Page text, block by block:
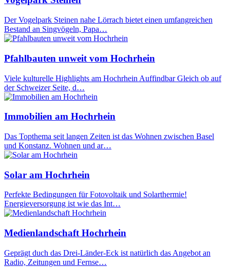
Der Vogelpark Steinen nahe Lörrach bietet einen umfangreichen
Bestand an Singvögeln, Papa…
Pfahlbauten unweit vom Hochrhein
Viele kulturelle Highlights am Hochrhein Auffindbar Gleich ob auf
der Schweizer Seite, d…
Immobilien am Hochrhein
Das Topthema seit langen Zeiten ist das Wohnen zwischen Basel
und Konstanz. Wohnen und ar…
Solar am Hochrhein
Perfekte Bedingungen für Fotovoltaik und Solarthermie!
Energieversorgung ist wie das Int…
Medienlandschaft Hochrhein
Geprägt duch das Drei-Länder-Eck ist natürlich das Angebot an
Radio, Zeitungen und Fernse…